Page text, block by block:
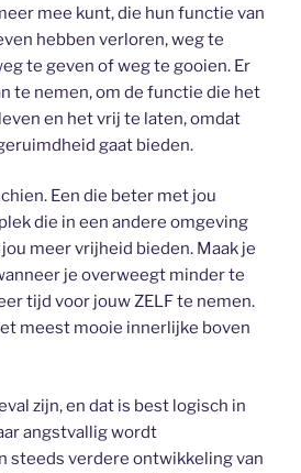
mee kunt, die hun functie van
hebben verloren, weg te
te geven of weg te gooien. Er
te nemen, om de functie die het
en het vrij te laten, omdat
gaat bieden.
Een die beter met jou
die in een andere omgeving
meer vrijheid bieden. Maak je
je overweegt minder te
tijd voor jouw ZELF te nemen.
meest mooie innerlijke boven
zijn, en dat is best logisch in
angstvallig wordt
steeds verdere ontwikkeling van